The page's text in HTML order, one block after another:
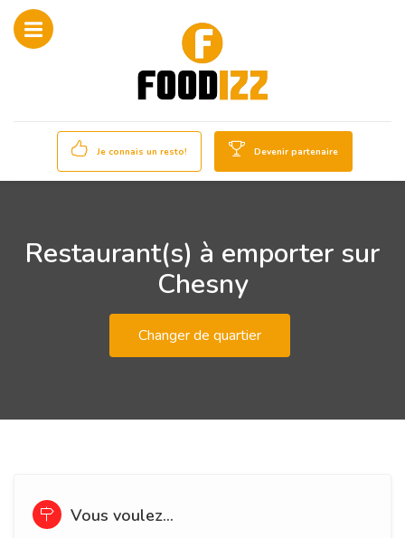
Je connais un resto! Devenir partenaire
Restaurant(s) à emporter sur
Chesny
Changer de quartier
Vous voulez...